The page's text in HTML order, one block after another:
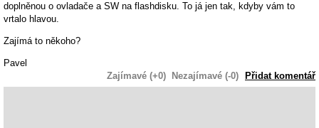
doplněnou o ovladače a SW na flashdisku. To já jen tak, kdyby vám to
vrtalo hlavou.
Zajímá to někoho?
Pavel
Zajímavé (+0)
Nezajímavé (-0) Přidat komentář